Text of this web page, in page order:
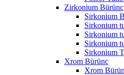
Zirkonium Bürünc
Sirkonium
Sirkonium
Sirkonium
Sirkonium
Sirkonium
Xrom Bürünc
Xrom